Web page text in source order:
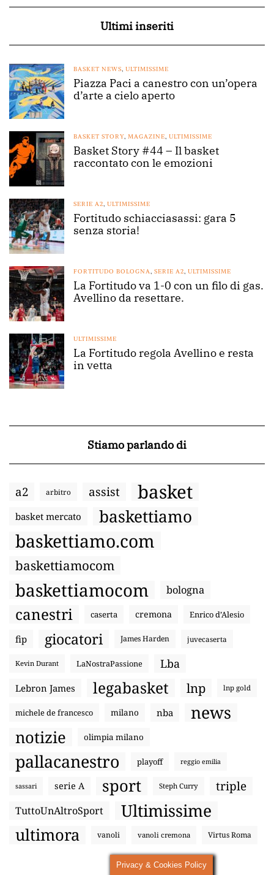
Ultimi inseriti
BASKET NEWS, ULTIMISSIME
Piazza Paci a canestro con un’opera
d’arte a cielo aperto
BASKET STORY, MAGAZINE, ULTIMISSIME
Basket Story #44 – Il basket
raccontato con le emozioni
SERIE A2, ULTIMISSIME
Fortitudo schiacciasassi: gara 5
senza storia!
FORTITUDO BOLOGNA, SERIE A2, ULTIMISSIME
La Fortitudo va 1-0 con un filo di gas.
Avellino da resettare.
ULTIMISSIME
La Fortitudo regola Avellino e resta
in vetta
Stiamo parlando di
a2 arbitro assist basket
basket mercato baskettiamo
baskettiamo.com
baskettiamocom
baskettiamocom bologna
canestri caserta cremona Enrico d’Alesio
fip giocatori James Harden juvecaserta
Kevin Durant LaNostraPassione Lba
Lebron James legabasket lnp lnp gold
michele de francesco milano nba news
notizie olimpia milano
pallacanestro playoff reggio emilia
sassari serie A sport Steph Curry triple
TuttoUnAltroSport Ultimissime
ultimora vanoli vanoli cremona Virtus Roma
Privacy & Cookies Policy